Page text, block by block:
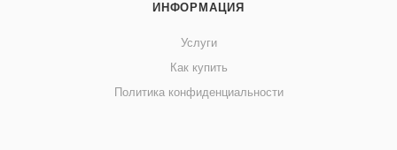
ИНФОРМАЦИЯ
Услуги
Как купить
Политика конфиденциальности